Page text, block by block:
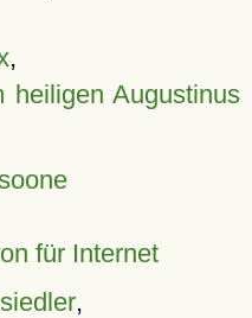
,
heiligen Augustinus
für Internet
,